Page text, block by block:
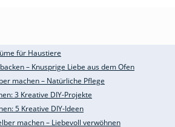
für Haustiere
– Knusprige Liebe aus dem Ofen
machen – Natürliche Pflege
3 Kreative DIY-Projekte
5 Kreative DIY-Ideen
machen – Liebevoll verwöhnen